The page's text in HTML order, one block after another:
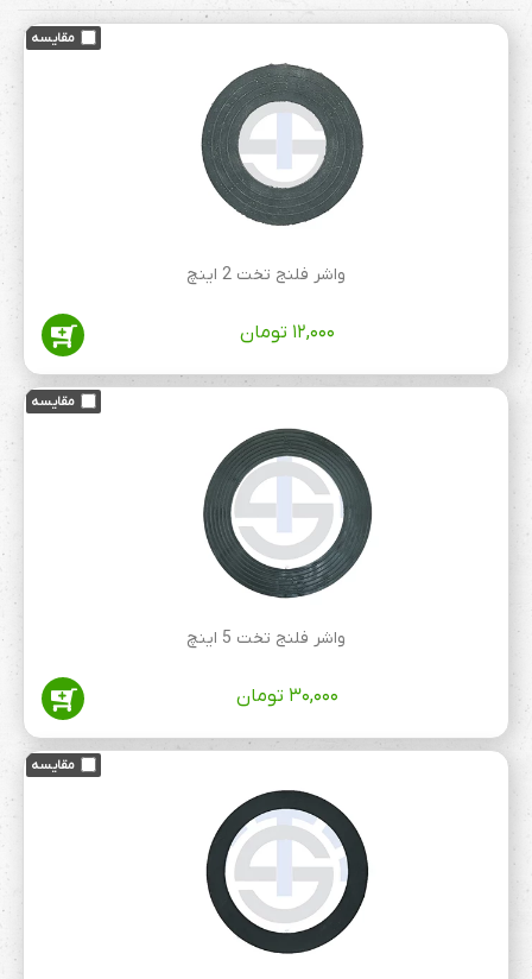
می شود و یا بست ابتدایی یا شیری که نیاز هست
روی لوله قرار گرفته می شود. در ادامه لوله قطره
ای و نوار های آبیاری را نصب میکنند
واشر فلنج تخت 2 اینچ
۱۲,۰۰۰ تومان
واشر فلنج تخت 5 اینچ
۳۰,۰۰۰ تومان